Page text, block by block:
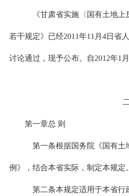
《甘肃省实施〈国有土地上
若干规定》已经2011年11月4日省
讨论通过，现予公布。自2012年1月
第一章总 则
第一条根据国务院《国有土
例》，结合本省实际，制定本规定。
第二条本规定适用于本省行